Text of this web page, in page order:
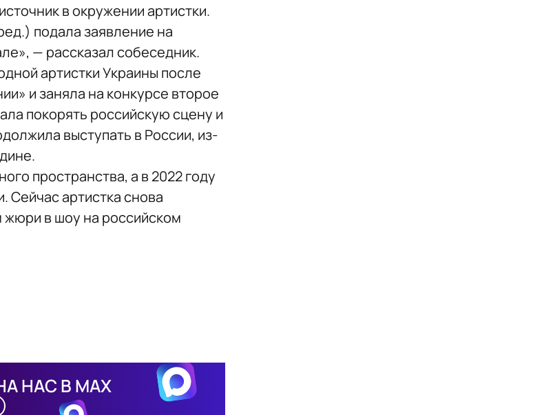
в окружении артистки.
подала заявление на
— рассказал собеседник.
артистки Украины после
и заняла на конкурсе второе
покорять российскую сцену и
выступать в России, из-
пространства, а в 2022 году
Сейчас артистка снова
жюри в шоу на российском
НАС В MAX